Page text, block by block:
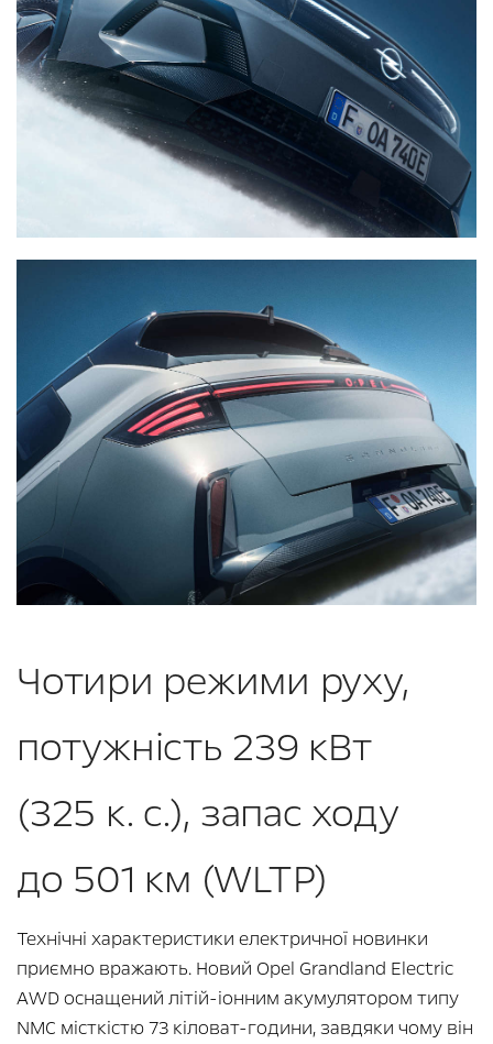
Чотири режими руху,
потужність 239 кВт
(325 к. с.), запас ходу
до 501 км (WLTP)
Технічні характеристики електричної новинки
приємно вражають. Новий Opel Grandland Electric
AWD оснащений літій-іонним акумулятором типу
NMC місткістю 73 кіловат-години, завдяки чому він